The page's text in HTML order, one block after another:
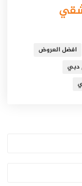
افضل العروض
دبي